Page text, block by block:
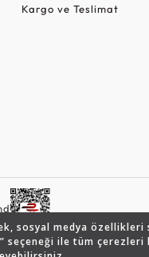
sosyal medya
seçeneği ile tüm
Kargo ve Teslimat